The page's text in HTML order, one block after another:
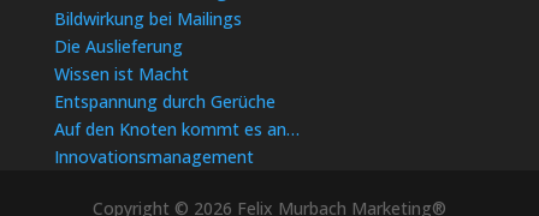
Bildwirkung bei Mailings
Die Auslieferung
Wissen ist Macht
Entspannung durch Gerüche
Auf den Knoten kommt es an…
Innovationsmanagement
Copyright © 2026 Felix Murbach Marketing®